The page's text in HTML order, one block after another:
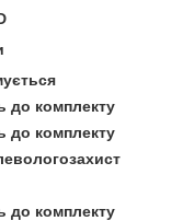
до комплекту
до комплекту
до комплекту